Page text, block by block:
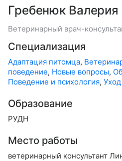
Гребенюк Валерия
Ветеринарный врач-
Специализация
Адаптация питомца,
поведение, Новые вопросы,
Поведение и психология, Уход
Образование
РУДН
Место работы
ветеринарный консультант